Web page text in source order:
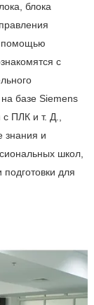
блока
помощью
с
базе Siemens
ПЛК и т. Д.,
знания и
школ,
для